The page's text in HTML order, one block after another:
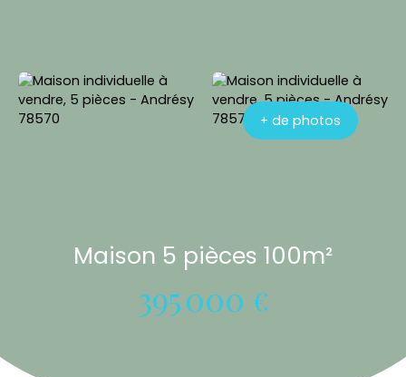
+ de photos
Maison 5 pièces 100m²
395 000 €